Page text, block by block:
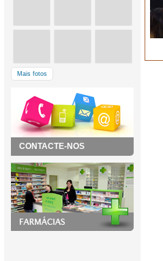
Mais fotos
CONTACTE-NOS